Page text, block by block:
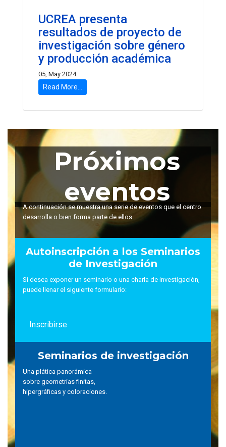
UCREA presenta
resultados de proyecto de
investigación sobre género
y producción académica
05, May 2024
Read More...
Próximos
eventos
A continuación se muestra una serie de eventos que el centro
desarrolla o bien forma parte de ellos.
Autoinscripción a los Seminarios
de Investigación
Si desea exponer un seminario o una charla de investigación,
puede llenar el siguiente formulario:
Inscribirse
Seminarios de investigación
Una plática panorámica
sobre geometrías finitas,
hipergráficas y coloraciones.